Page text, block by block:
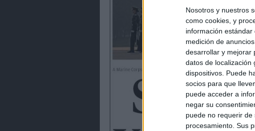
Nosotros y nuestros
como cookies, y
información estándar
medición de
desarrollar y mejorar
datos de localización
dispositivos. Puede
socios para que
puede acceder a
negar su
puede no requerir
procesamiento. Sus